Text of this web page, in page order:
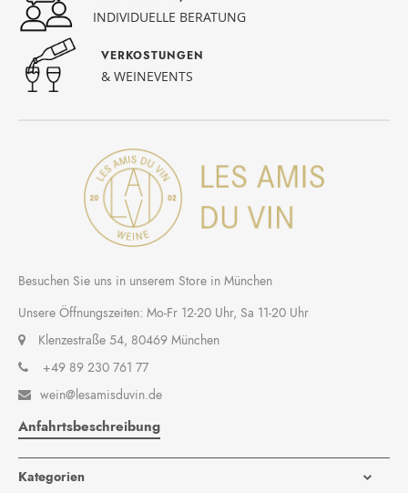
INDIVIDUELLE BERATUNG
VERKOSTUNGEN
& WEINEVENTS
Besuchen Sie uns in unserem Store in München
Unsere Öffnungszeiten: Mo-Fr 12-20 Uhr, Sa 11-20 Uhr
Klenzestraße 54, 80469 München
+49 89 230 761 77
 wein@lesamisduvin.de
Anfahrtsbeschreibung
Kategorien